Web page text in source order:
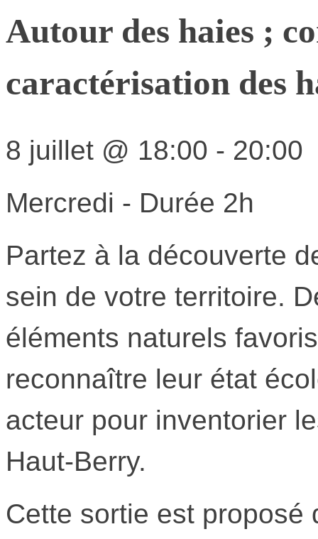
Autour des haies ;
caractérisation des
8 juillet @ 18:00 - 20:00
Mercredi - Durée 2h
Partez à la découverte
sein de votre territoire.
éléments naturels
reconnaître leur état
acteur pour inventorier
Haut-Berry.
Cette sortie est proposé